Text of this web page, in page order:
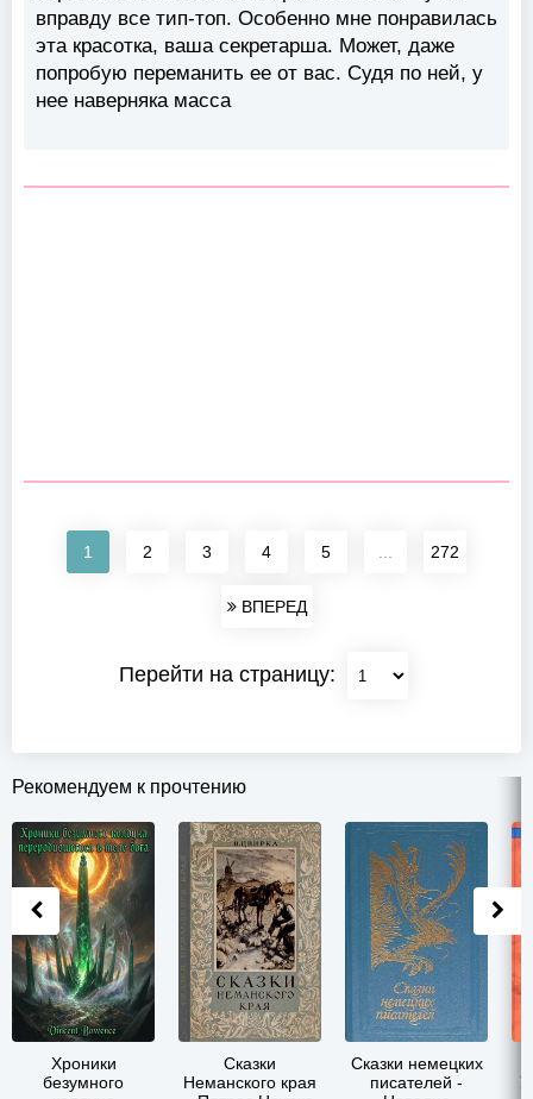
вправду все тип-топ. Особенно мне понравилась
эта красотка, ваша секретарша. Может, даже
попробую переманить ее от вас. Судя по ней, у
нее наверняка масса
1 2 3 4 5 272
ВПЕРЕД
Перейти на страницу:
Рекомендуем к прочтению
Хроники
безумного
Сказки
Неманского края
Сказки немецких
писателей -